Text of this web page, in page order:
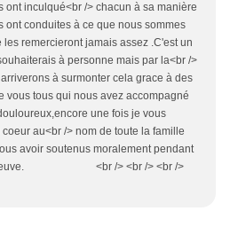
ont inculqué<br /> chacun à sa manière
ont conduites à ce que nous sommes
remercieront jamais assez .C'est un
à personne mais par la<br />
à surmonter cela grace à des
vous tous qui nous avez accompagné
une fois je vous
au<br /> nom de toute la famille
avoir soutenus moralement pendant
épreuve. <br /> <br /> <br />